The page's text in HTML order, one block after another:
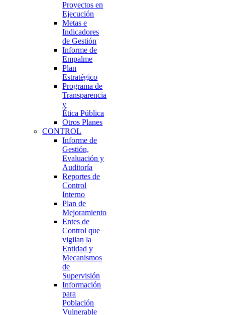
Proyectos en
Ejecución
Metas e
Indicadores
de Gestión
Informe de
Empalme
Plan
Estratégico
Programa de
Transparencia
y
Ética Pública
Otros Planes
CONTROL
Informe de
Gestión,
Evaluación y
Auditoría
Reportes de
Control
Interno
Plan de
Mejoramiento
Entes de
Control que
vigilan la
Entidad y
Mecanismos
de
Supervisión
Información
para
Población
Vulnerable